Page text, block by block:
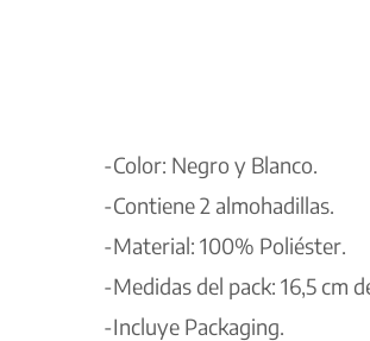
-Color: Negro y Blanco.
-Contiene 2 almohadillas.
-Material: 100% Poliéster.
-Medidas del pack: 16,5 cm
-Incluye Packaging.